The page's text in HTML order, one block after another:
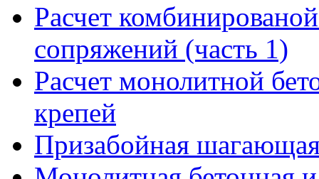
Расчет
сопряжений (часть 1)
Расчет монолитной
крепей
Призабойная